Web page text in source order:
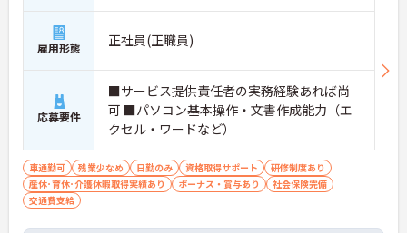
雇用形態 正社員(正職員)
応募要件
■サービス提供責任者の実務経験あれば尚
可 ■パソコン基本操作・文書作成能力（エ
クセル・ワードなど）
車通勤可 残業少なめ 日勤のみ 資格取得サポート
研修制度あり
産休･育休･介護休暇取得実績あり
ボーナス・賞与あり
社会保険完備
交通費支給